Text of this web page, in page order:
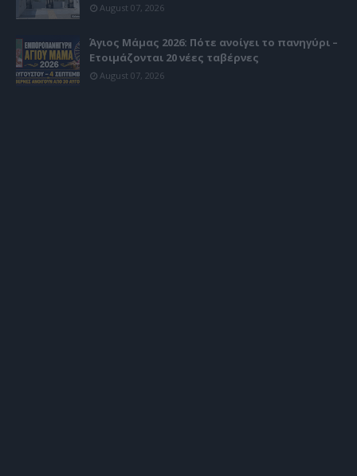
August 07, 2026
Άγιος Μάμας 2026: Πότε ανοίγει το πανηγύρι –
Ετοιμάζονται 20 νέες ταβέρνες
August 07, 2026